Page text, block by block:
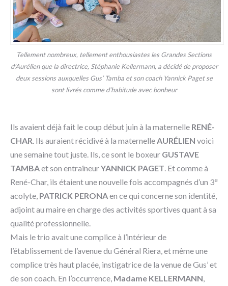
Tellement nombreux, tellement enthousiastes les Grandes Sections
d’Aurélien que la directrice, Stéphanie Kellermann, a décidé de proposer
deux sessions auxquelles Gus’ Tamba et son coach Yannick Paget se
sont livrés comme d’habitude avec bonheur
Ils avaient déjà fait le coup début juin à la maternelle RENÉ-
CHAR . Ils auraient récidivé à la maternelle AURÉLIEN voici
une semaine tout juste. Ils, ce sont le boxeur GUSTAVE
TAMBAet son entraîneurYANNICK PAGET . Et comme à
René-Char, ils étaient une nouvelle fois accompagnés d’un 3e
acolyte, PATRICK PERONAen ce qui concerne son identité,
adjoint au maire en charge des activités sportives quant à sa
qualité professionnelle.
Mais le trio avait une complice à l’intérieur de
l’établissement de l’avenue du Général Riera, et même une
complice très haut placée, instigatrice de la venue de Gus’ et
de son coach. En l’occurrence, Madame KELLERMANN